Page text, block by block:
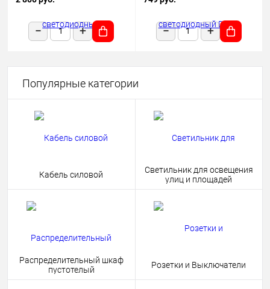
Популярные категории
Кабель силовой
Светильник для освещения
улиц и площадей
Распределительный шкаф
пустотелый
Розетки и Выключатели